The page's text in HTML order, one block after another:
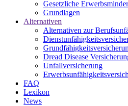
Gesetzliche
Grundlagen
Alternativen
Alternativen zur
Dread Disease
Unfallversicherung
FAQ
Lexikon
News